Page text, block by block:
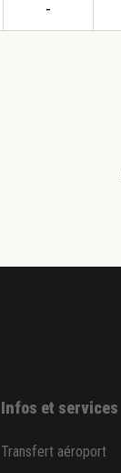
-
Infos et services
Transfert aéroport